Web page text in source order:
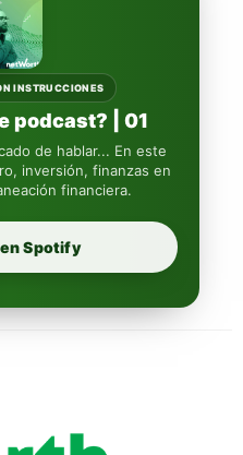
INSTRUCCIONES
podcast? | 01
de hablar... En este
inversión, finanzas en
financiera.
Spotify